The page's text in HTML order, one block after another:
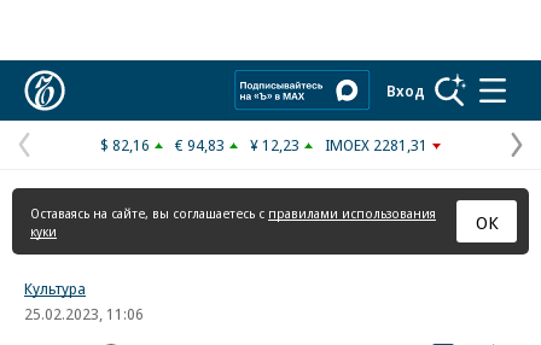
Вход
Предыдущая
страница
$ 82,16 € 94,83 ¥ 12,23 IMOEX 2281,31
Оставаясь на сайте, вы соглашаетесь с правилами использования
куки
ОК
Культура
25.02.2023, 11:06